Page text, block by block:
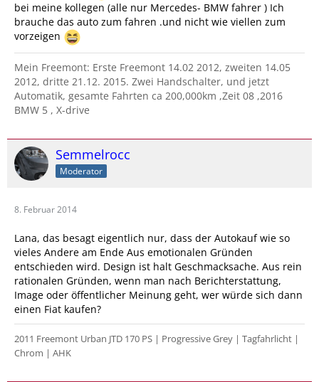
bei meine kollegen (alle nur Mercedes- BMW fahrer ) Ich
brauche das auto zum fahren .und nicht wie viellen zum
vorzeigen
Mein Freemont: Erste Freemont 14.02 2012, zweiten 14.05
2012, dritte 21.12. 2015. Zwei Handschalter, und jetzt
Automatik, gesamte Fahrten ca 200,000km ,Zeit 08 ,2016
BMW 5 , X-drive
Semmelrocc
Moderator
8. Februar 2014
Lana, das besagt eigentlich nur, dass der Autokauf wie so
vieles Andere am Ende Aus emotionalen Gründen
entschieden wird. Design ist halt Geschmacksache. Aus rein
rationalen Gründen, wenn man nach Berichterstattung,
Image oder öffentlicher Meinung geht, wer würde sich dann
einen Fiat kaufen?
2011 Freemont Urban JTD 170 PS | Progressive Grey | Tagfahrlicht |
Chrom | AHK